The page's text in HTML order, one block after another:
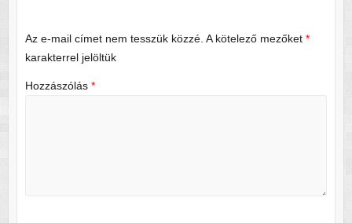
Az e-mail címet nem tesszük közzé. A kötelező mezőket *
karakterrel jelöltük
Hozzászólás *